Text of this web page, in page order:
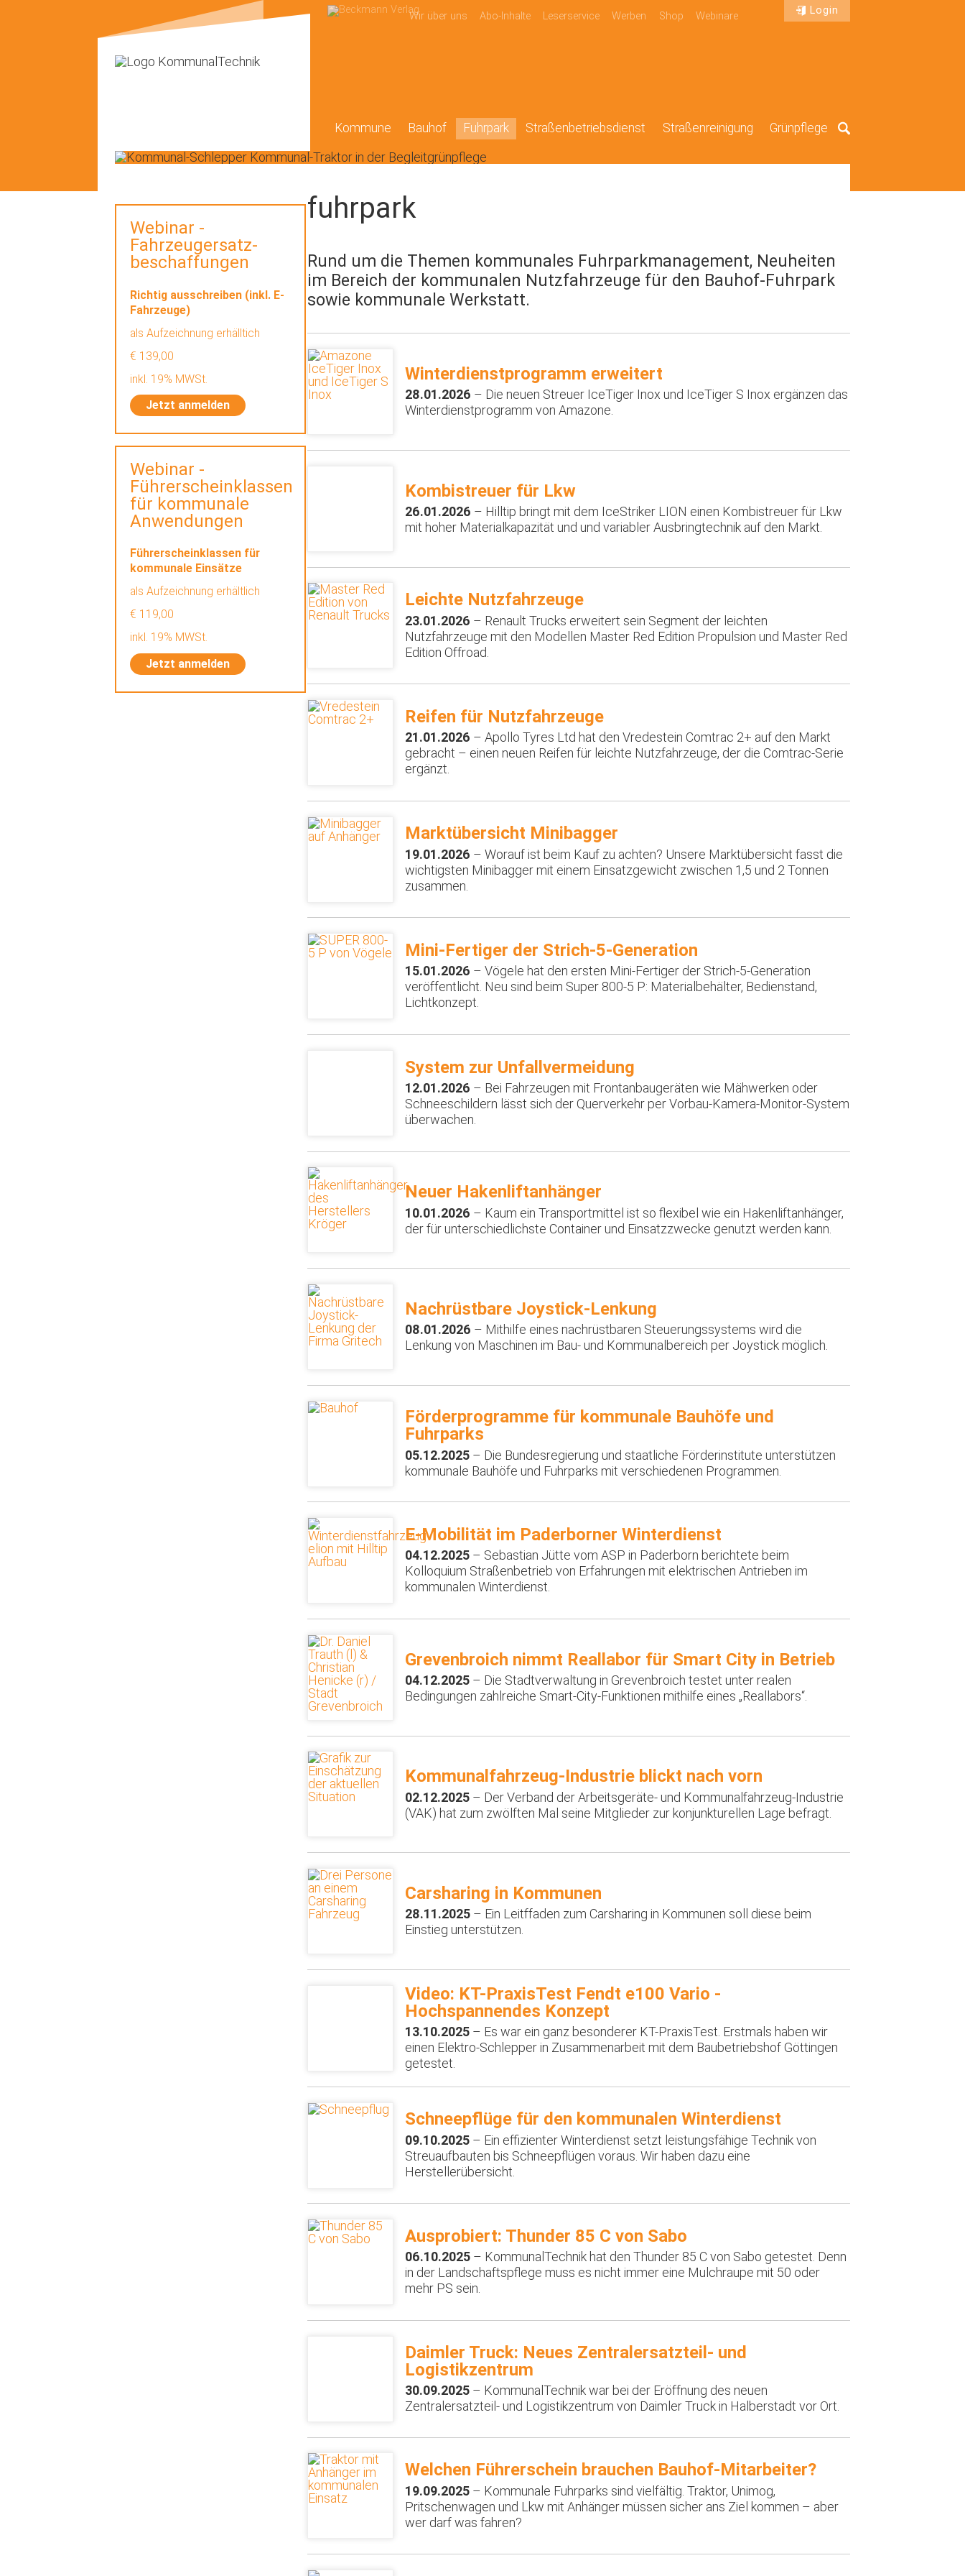
Wir über uns Abo-Inhalte Leserservice Werben Shop Webinare Login
Kommune Bauhof Fuhrpark Straßenbetriebsdienst Straßenreinigung Grünpflege Suche
fuhrpark
Rund um die Themen kommunales Fuhrparkmanagement, Neuheiten
im Bereich der kommunalen Nutzfahrzeuge für den Bauhof-Fuhrpark
sowie kommunale Werkstatt.
Winterdienstprogramm erweitert
28.01.2026 – Die neuen Streuer IceTiger Inox und IceTiger S Inox ergänzen das
Winterdienstprogramm von Amazone.
Kombistreuer für Lkw
26.01.2026 – Hilltip bringt mit dem IceStriker LION einen Kombistreuer für Lkw
mit hoher Materialkapazität und und variabler Ausbringtechnik auf den Markt.
Leichte Nutzfahrzeuge
23.01.2026 – Renault Trucks erweitert sein Segment der leichten
Nutzfahrzeuge mit den Modellen Master Red Edition Propulsion und Master Red
Edition Offroad.
Reifen für Nutzfahrzeuge
21.01.2026 – Apollo Tyres Ltd hat den Vredestein Comtrac 2+ auf den Markt
gebracht – einen neuen Reifen für leichte Nutzfahrzeuge, der die Comtrac-Serie
ergänzt.
Marktübersicht Minibagger
19.01.2026 – Worauf ist beim Kauf zu achten? Unsere Marktübersicht fasst die
wichtigsten Minibagger mit einem Einsatzgewicht zwischen 1,5 und 2 Tonnen
zusammen.
Mini-Fertiger der Strich-5-Generation
15.01.2026 – Vögele hat den ersten Mini-Fertiger der Strich-5-Generation
veröffentlicht. Neu sind beim Super 800-5 P: Materialbehälter, Bedienstand,
Lichtkonzept.
System zur Unfallvermeidung
12.01.2026 – Bei Fahrzeugen mit Frontanbaugeräten wie Mähwerken oder
Schneeschildern lässt sich der Querverkehr per Vorbau-Kamera-Monitor-System
überwachen.
Neuer Hakenliftanhänger
10.01.2026 – Kaum ein Transportmittel ist so flexibel wie ein Hakenliftanhänger,
der für unterschiedlichste Container und Einsatzzwecke genutzt werden kann.
Nachrüstbare Joystick-Lenkung
08.01.2026 – Mithilfe eines nachrüstbaren Steuerungssystems wird die
Lenkung von Maschinen im Bau- und Kommunalbereich per Joystick möglich.
Förderprogramme für kommunale Bauhöfe und
Fuhrparks
05.12.2025 – Die Bundesregierung und staatliche Förderinstitute unterstützen
kommunale Bauhöfe und Fuhrparks mit verschiedenen Programmen.
E-Mobilität im Paderborner Winterdienst
04.12.2025 – Sebastian Jütte vom ASP in Paderborn berichtete beim
Kolloquium Straßenbetrieb von Erfahrungen mit elektrischen Antrieben im
kommunalen Winterdienst.
Grevenbroich nimmt Reallabor für Smart City in Betrieb
04.12.2025 – Die Stadtverwaltung in Grevenbroich testet unter realen
Bedingungen zahlreiche Smart-City-Funktionen mithilfe eines „Reallabors“.
Kommunalfahrzeug-Industrie blickt nach vorn
02.12.2025 – Der Verband der Arbeitsgeräte- und Kommunalfahrzeug-Industrie
(VAK) hat zum zwölften Mal seine Mitglieder zur konjunkturellen Lage befragt.
Carsharing in Kommunen
28.11.2025 – Ein Leitffaden zum Carsharing in Kommunen soll diese beim
Einstieg unterstützen.
Video: KT-PraxisTest Fendt e100 Vario -
Hochspannendes Konzept
13.10.2025 – Es war ein ganz besonderer KT-PraxisTest. Erstmals haben wir
einen Elektro-Schlepper in Zusammenarbeit mit dem Baubetriebshof Göttingen
getestet.
Schneepflüge für den kommunalen Winterdienst
09.10.2025 – Ein effizienter Winterdienst setzt leistungsfähige Technik von
Streuaufbauten bis Schneepflügen voraus. Wir haben dazu eine
Herstellerübersicht.
Ausprobiert: Thunder 85 C von Sabo
06.10.2025 – KommunalTechnik hat den Thunder 85 C von Sabo getestet. Denn
in der Landschaftspflege muss es nicht immer eine Mulchraupe mit 50 oder
mehr PS sein.
Daimler Truck: Neues Zentralersatzteil- und
Logistikzentrum
30.09.2025 – KommunalTechnik war bei der Eröffnung des neuen
Zentralersatzteil- und Logistikzentrum von Daimler Truck in Halberstadt vor Ort.
Welchen Führerschein brauchen Bauhof-Mitarbeiter?
19.09.2025 – Kommunale Fuhrparks sind vielfältig. Traktor, Unimog,
Pritschenwagen und Lkw mit Anhänger müssen sicher ans Ziel kommen – aber
wer darf was fahren?
Webinar -
Fahrzeugersatz-
beschaffungen
Richtig ausschreiben (inkl. E-
Fahrzeuge)
als Aufzeichnung erhälltich
€ 139,00
inkl. 19% MWSt.
Jetzt anmelden
Webinar -
Führerscheinklassen
für kommunale
Anwendungen
Führerscheinklassen für
kommunale Einsätze
als Aufzeichnung erhältlich
€ 119,00
inkl. 19% MWSt.
Jetzt anmelden